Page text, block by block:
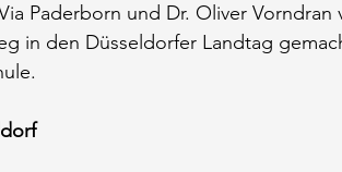
Paderborn und Dr. Oliver Vorndran
in den Düsseldorfer Landtag